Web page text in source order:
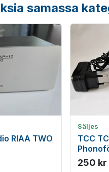
samassa
RIAA TWO
Säljes
TCC
250 kr